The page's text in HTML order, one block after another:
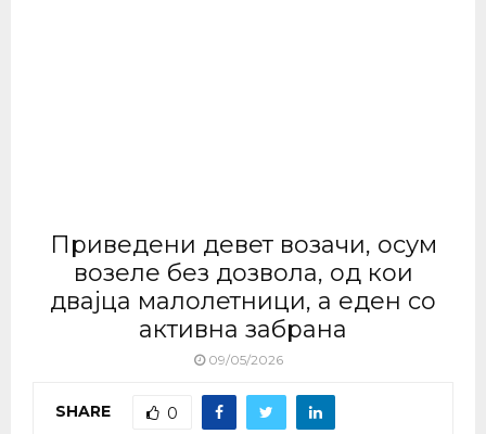
Приведени девет возачи, осум
возеле без дозвола, од кои
двајца малолетници, а еден со
активна забрана
09/05/2026
SHARE 0